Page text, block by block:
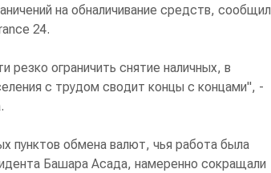
на обналичивание средств, сообщил
24.
резко ограничить снятие наличных, в
с трудом сводит концы с концами", -
пунктов обмена валют, чья работа была
Башара Асада, намеренно сокращали